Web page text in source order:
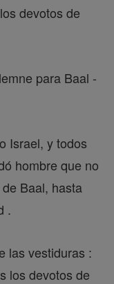
devotos de
para Baal -
Israel, y todos
hombre que no
Baal, hasta
.
las vestiduras :
los devotos de